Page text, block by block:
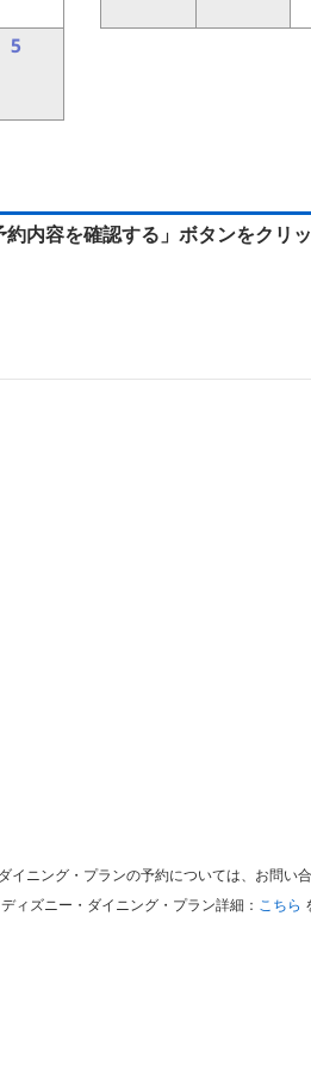
5
内容を確認する」ボタンをクリッ
イニング・プランの予約については、お問い
ディズニー・ダイニング・プラン詳細： こちら